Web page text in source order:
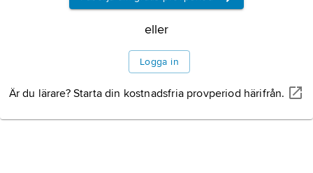
eller
Logga in
Är du lärare? Starta din kostnadsfria provperiod härifrån.